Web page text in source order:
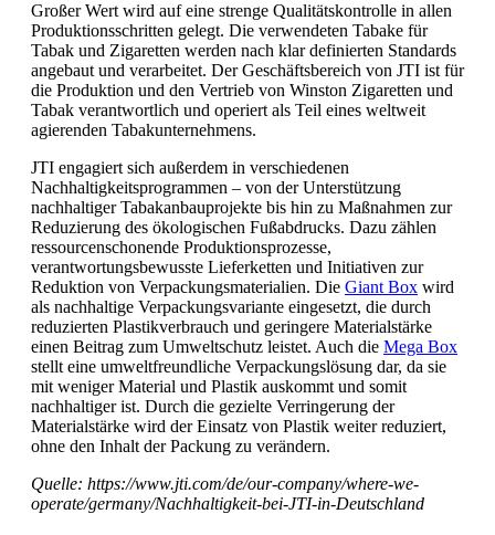
Großer Wert wird auf eine strenge Qualitätskontrolle in allen
Produktionsschritten gelegt. Die verwendeten Tabake für
Tabak und Zigaretten werden nach klar definierten Standards
angebaut und verarbeitet. Der Geschäftsbereich von JTI ist für
die Produktion und den Vertrieb von Winston Zigaretten und
Tabak verantwortlich und operiert als Teil eines weltweit
agierenden Tabakunternehmens.
JTI engagiert sich außerdem in verschiedenen
Nachhaltigkeitsprogrammen – von der Unterstützung
nachhaltiger Tabakanbauprojekte bis hin zu Maßnahmen zur
Reduzierung des ökologischen Fußabdrucks. Dazu zählen
ressourcenschonende Produktionsprozesse,
verantwortungsbewusste Lieferketten und Initiativen zur
Reduktion von Verpackungsmaterialien. Die Giant Box wird
als nachhaltige Verpackungsvariante eingesetzt, die durch
reduzierten Plastikverbrauch und geringere Materialstärke
einen Beitrag zum Umweltschutz leistet. Auch die Mega Box
stellt eine umweltfreundliche Verpackungslösung dar, da sie
mit weniger Material und Plastik auskommt und somit
nachhaltiger ist. Durch die gezielte Verringerung der
Materialstärke wird der Einsatz von Plastik weiter reduziert,
ohne den Inhalt der Packung zu verändern.
Quelle: https://www.jti.com/de/our-company/where-we-
operate/germany/Nachhaltigkeit-bei-JTI-in-Deutschland